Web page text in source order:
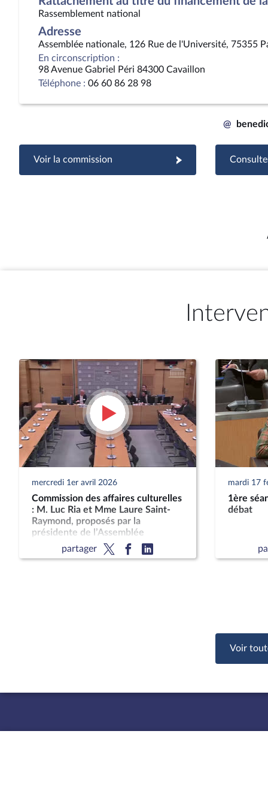
Rassemblement national
Adresse
Assemblée nationale, 126 Rue de l'Université, 75355
En circonscription :
98 Avenue Gabriel Péri 84300 Cavaillon
Téléphone : 06 60 86 28 98
@
Voir la commission
mercredi 1er avril 2026
Commission des affaires culturelles
: M. Luc Ria et Mme Laure Saint-
Raymond, proposés par la
présidente de l’Assemblée
nationale comme membres du
Conseil d’évaluation de l’école
partager
mardi 17
1ère
débat
Voir